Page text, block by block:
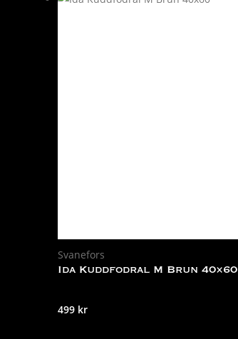
Svanefors
Ida Kuddfodral M Brun 40×60
499 kr